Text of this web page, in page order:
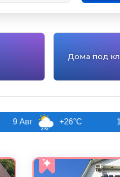
Дома под
+26°C 10 Авг